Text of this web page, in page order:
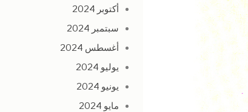
أكتوبر 2024
سبتمبر 2024
أغسطس 2024
يوليو 2024
يونيو 2024
مايو 2024